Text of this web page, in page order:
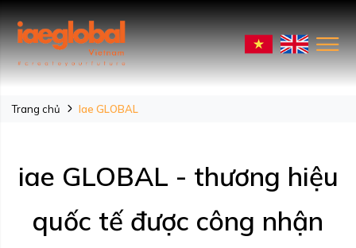
Trang chủ Iae GLOBAL
iae GLOBAL - thương hiệu
quốc tế được công nhận